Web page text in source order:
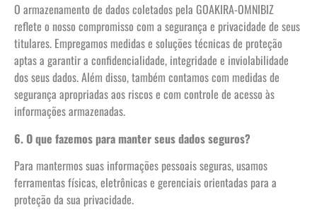
O armazenamento de dados coletados pela GOAKIRA-OMNIBIZ
reflete o nosso compromisso com a segurança e privacidade de seus
titulares. Empregamos medidas e soluções técnicas de proteção
aptas a garantir a confidencialidade, integridade e inviolabilidade
dos seus dados. Além disso, também contamos com medidas de
segurança apropriadas aos riscos e com controle de acesso às
informações armazenadas.
6. O que fazemos para manter seus dados seguros?
Para mantermos suas informações pessoais seguras, usamos
ferramentas físicas, eletrônicas e gerenciais orientadas para a
proteção da sua privacidade.